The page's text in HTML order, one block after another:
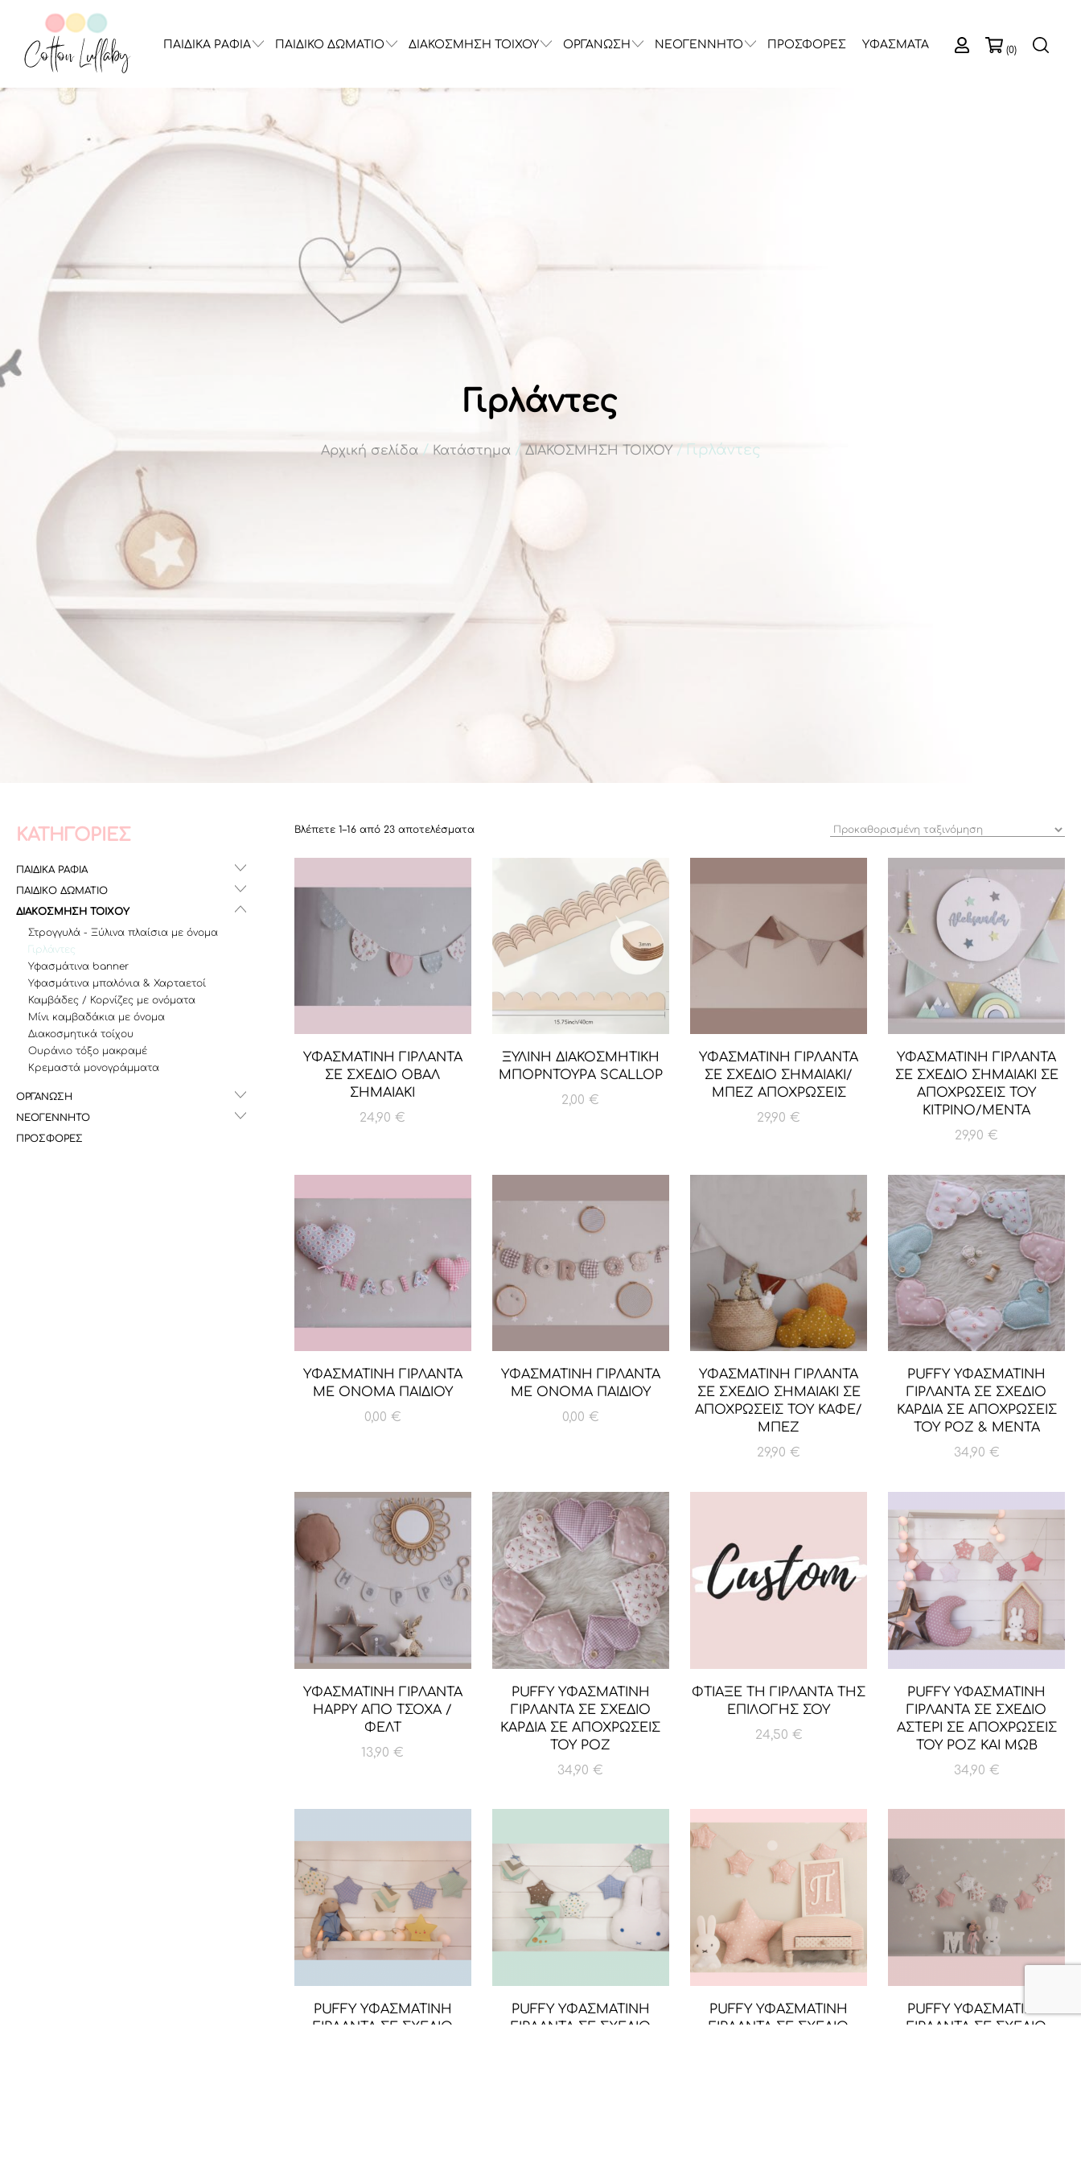
ΠΑΙΔΙΚΑ ΡΑΦΙΑ ΠΑΙΔΙΚΟ ΔΩΜΑΤΙΟ ΔΙΑΚΟΣΜΗΣΗ ΤΟΙΧΟΥ ΟΡΓΑΝΩΣΗ ΝΕΟΓΕΝΝΗΤΟ ΠΡΟΣΦΟΡΕΣ ΥΦΑΣΜΑΤΑ (0)
Γιρλάντες
Αρχική σελίδα/ Κατάστημα /ΔΙΑΚΟΣΜΗΣΗ ΤΟΙΧΟΥ/ Γιρλάντες
ΚΑΤΗΓΟΡΙΕΣ
ΠΑΙΔΙΚΑ ΡΑΦΙΑ
ΠΑΙΔΙΚΟ ΔΩΜΑΤΙΟ
ΔΙΑΚΟΣΜΗΣΗ ΤΟΙΧΟΥ
Στρογγυλά - Ξύλινα πλαίσια με όνομα
Γιρλάντες
Υφασμάτινα banner
Υφασμάτινα μπαλόνια & Χαρταετοί
Καμβάδες / Κορνίζες με ονόματα
Μίνι καμβαδάκια με όνομα
Διακοσμητικά τοίχου
Ουράνιο τόξο μακραμέ
Κρεμαστά μονογράμματα
ΟΡΓΑΝΩΣΗ
ΝΕΟΓΕΝΝΗΤΟ
ΠΡΟΣΦΟΡΕΣ
Βλέπετε 1–16 από 23 αποτελέσματα
ΥΦΑΣΜΑΤΙΝΗ ΓΙΡΛΑΝΤΑ
ΣΕ ΣΧΕΔΙΟ ΟΒΑΛ
ΣΗΜΑΙΑΚΙ
24,90€
ΞΥΛΙΝΗ ΔΙΑΚΟΣΜΗΤΙΚΗ
ΜΠΟΡΝΤΟΥΡΑ SCALLOP
2,00€
ΥΦΑΣΜΑΤΙΝΗ ΓΙΡΛΑΝΤΑ
ΣΕ ΣΧΕΔΙΟ ΣΗΜΑΙΑΚΙ/
ΜΠΕΖ ΑΠΟΧΡΩΣΕΙΣ
29,90€
ΥΦΑΣΜΑΤΙΝΗ ΓΙΡΛΑΝΤΑ
ΣΕ ΣΧΕΔΙΟ ΣΗΜΑΙΑΚΙ ΣΕ
ΑΠΟΧΡΩΣΕΙΣ ΤΟΥ
ΚΙΤΡΙΝΟ/ΜΕΝΤΑ
29,90€
ΥΦΑΣΜΑΤΙΝΗ ΓΙΡΛΑΝΤΑ
ΜΕ ΟΝΟΜΑ ΠΑΙΔΙΟΥ
0,00 €
ΥΦΑΣΜΑΤΙΝΗ ΓΙΡΛΑΝΤΑ
ΜΕ ΟΝΟΜΑ ΠΑΙΔΙΟΥ
0,00 €
ΥΦΑΣΜΑΤΙΝΗ ΓΙΡΛΑΝΤΑ
ΣΕ ΣΧΕΔΙΟ ΣΗΜΑΙΑΚΙ ΣΕ
ΑΠΟΧΡΩΣΕΙΣ ΤΟΥ ΚΑΦΕ/
ΜΠΕΖ
29,90€
PUFFY ΥΦΑΣΜΑΤΙΝΗ
ΓΙΡΛΑΝΤΑ ΣΕ ΣΧΕΔΙΟ
ΚΑΡΔΙΑ ΣΕ ΑΠΟΧΡΩΣΕΙΣ
ΤΟΥ ΡΟΖ & MENTA
34,90 €
ΥΦΑΣΜΑΤΙΝΗ ΓΙΡΛΑΝΤΑ
HAPPY ΑΠΟ ΤΣΟΧΑ /
ΦΕΛΤ
13,90€
PUFFY ΥΦΑΣΜΑΤΙΝΗ
ΓΙΡΛΑΝΤΑ ΣΕ ΣΧΕΔΙΟ
ΚΑΡΔΙΑ ΣΕ ΑΠΟΧΡΩΣΕΙΣ
ΤΟΥ ΡΟΖ
34,90€
ΦΤΙΑΞΕ ΤΗ ΓΙΡΛΑΝΤΑ ΤΗΣ
ΕΠΙΛΟΓΗΣ ΣΟΥ
24,50 €
PUFFY ΥΦΑΣΜΑΤΙΝΗ
ΓΙΡΛΑΝΤΑ ΣΕ ΣΧΕΔΙΟ
ΑΣΤΕΡΙ ΣΕ ΑΠΟΧΡΩΣΕΙΣ
ΤΟΥ ΡΟΖ ΚΑΙ ΜΩΒ
34,90 €
PUFFY ΥΦΑΣΜΑΤΙΝΗ
ΓΙΡΛΑΝΤΑ ΣΕ ΣΧΕΔΙΟ
PUFFY ΥΦΑΣΜΑΤΙΝΗ
ΓΙΡΛΑΝΤΑ ΣΕ ΣΧΕΔΙΟ
PUFFY ΥΦΑΣΜΑΤΙΝΗ
ΓΙΡΛΑΝΤΑ ΣΕ ΣΧΕΔΙΟ
PUFFY ΥΦΑΣΜΑΤΙΝΗ
ΓΙΡΛΑΝΤΑ ΣΕ ΣΧΕΔΙΟ